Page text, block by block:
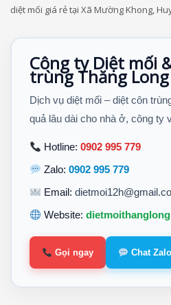
diệt mối giá rẻ tại Xã Mường Khong,
Công ty Diệt mối
trùng Thăng Long
Dịch vụ diệt mối – diệt côn
quả lâu dài cho nhà ở, công ty
Hotline:0902 995 779
Zalo:0902 995 779
Email:
Website:
Gọi ngay Chat Zalo